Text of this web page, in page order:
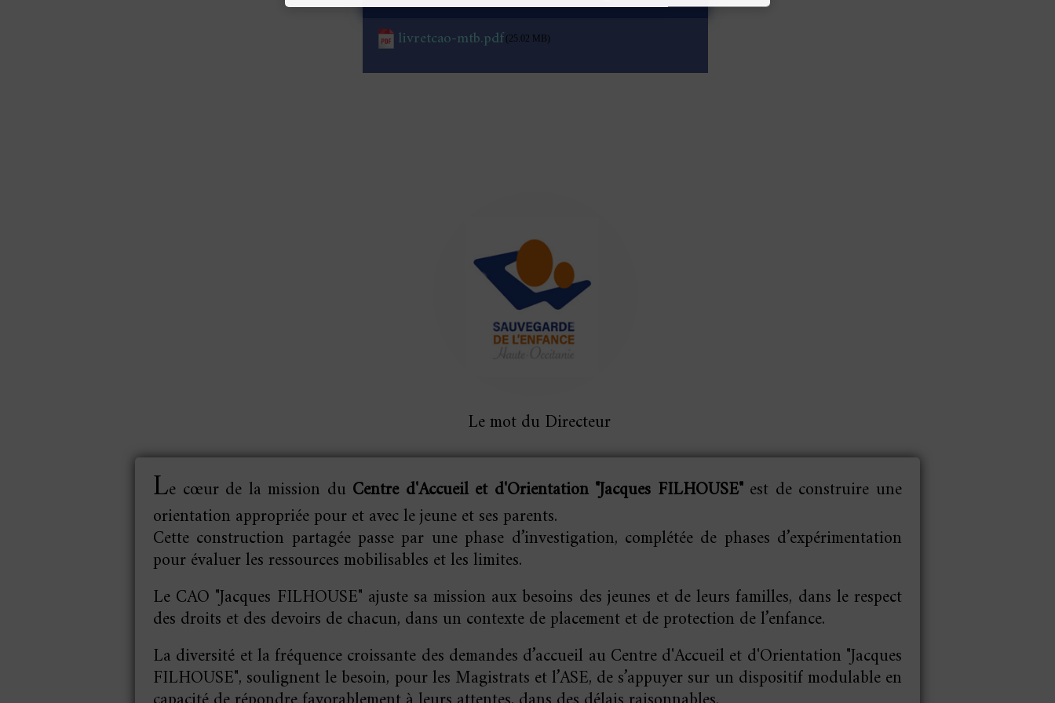
livretcao-mtb.pdf (25.02 MB)
Le mot du Directeur
Le cœur de la mission du Centre d'Accueil et d'Orientation "Jacques FILHOUSE" est de construire une
orientation appropriée pour et avec le jeune et ses parents.
Cette construction partagée passe par une phase d’investigation, complétée de phases d’expérimentation
pour évaluer les ressources mobilisables et les limites.
Le CAO "Jacques FILHOUSE" ajuste sa mission aux besoins des jeunes et de leurs familles, dans le respect
des droits et des devoirs de chacun, dans un contexte de placement et de protection de l’enfance.
La diversité et la fréquence croissante des demandes d’accueil au Centre d'Accueil et d'Orientation "Jacques
FILHOUSE", soulignent le besoin, pour les Magistrats et l’ASE, de s’appuyer sur un dispositif modulable en